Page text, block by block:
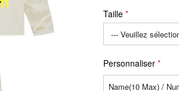
Taille
Personnaliser